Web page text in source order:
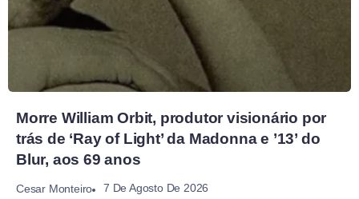
Morre William Orbit, produtor visionário por
trás de ‘Ray of Light’ da Madonna e ’13’ do
Blur, aos 69 anos
Cesar Monteiro 7 De Agosto De 2026